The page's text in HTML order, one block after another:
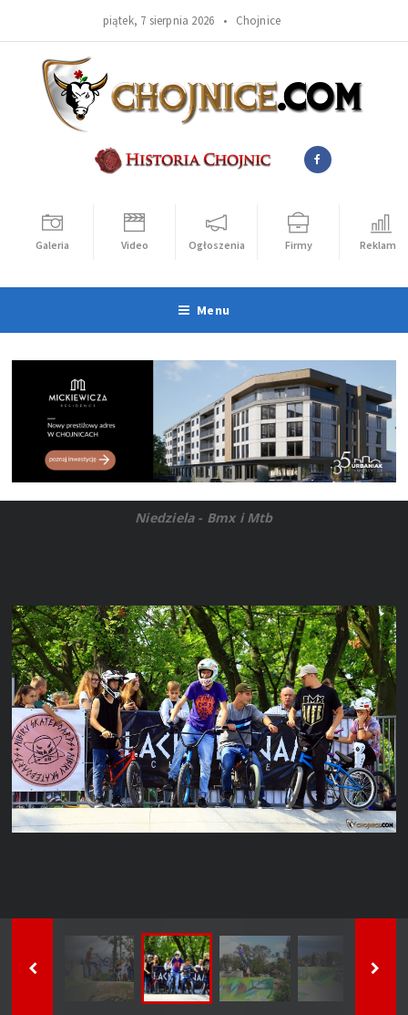
piątek, 7 sierpnia 2026 • Chojnice
Galeria Video Ogłoszenia Firmy Reklama
Menu
Niedziela - Bmx i Mtb